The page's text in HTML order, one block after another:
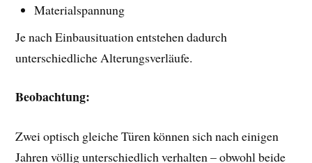
Materialspannung
Je nach Einbausituation entstehen dadurch
unterschiedliche Alterungsverläufe.
Beobachtung:
Zwei optisch gleiche Türen können sich nach einigen
Jahren völlig unterschiedlich verhalten – obwohl beide